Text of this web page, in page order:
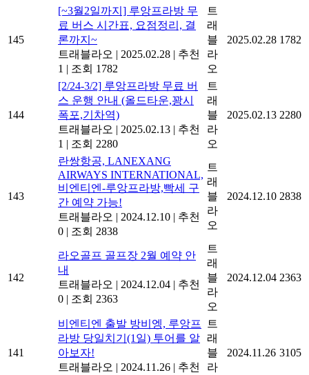
145
[~3월2일까지] 루앙프라방 무
료 버스 시간표, 요점정리, 결
론까지~
트래블라오 | 2025.02.28 | 추천
1 | 조회 1782
트
래
블
라
오
2025.02.28 1782
144
[2/24-3/2] 루앙프라방 무료 버
스 운행 안내 (올드타운,꽝시
폭포,기차역)
트래블라오 | 2025.02.13 | 추천
1 | 조회 2280
트
래
블
라
오
2025.02.13 2280
143
란쌍항공, LANEXANG
AIRWAYS INTERNATIONAL,
비엔티엔-루앙프라방,빡세 구
간 예약 가능!
트래블라오 | 2024.12.10 | 추천
0 | 조회 2838
트
래
블
라
오
2024.12.10 2838
142
라오골프 골프장 2월 예약 안
내
트래블라오 | 2024.12.04 | 추천
0 | 조회 2363
트
래
블
라
오
2024.12.04 2363
141
비엔티엔 출발 방비엥, 루앙프
라방 당일치기(1일) 투어를 알
아보자!
트래블라오 | 2024.11.26 | 추천
트
래
블
라
2024.11.26 3105